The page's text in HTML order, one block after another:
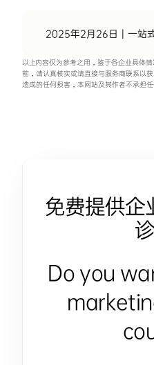
2025年2月26日 一站
以上内容仅为参考之用，鉴于各企业具体
前，请认真核实或请直接与服务商联系以
造成的任何损害，本网站及其作者不承担任
免费提供企
Do you